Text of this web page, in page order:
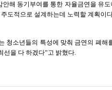
해 동기부여를 통한 자율금연을 유
도적으로 설계하는데 노력할 계획이
청소년들의 특성에 맞춰 금연의 폐
선을 다 하겠다”고 밝혔다.